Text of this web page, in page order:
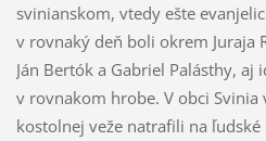
svinianskom, vtedy ešte
v rovnaký deň boli okrem Juraja
Ján Bertók a Gabriel Palásthy, aj
v rovnakom hrobe. V obci
kostolnej veže natrafili na ľudské